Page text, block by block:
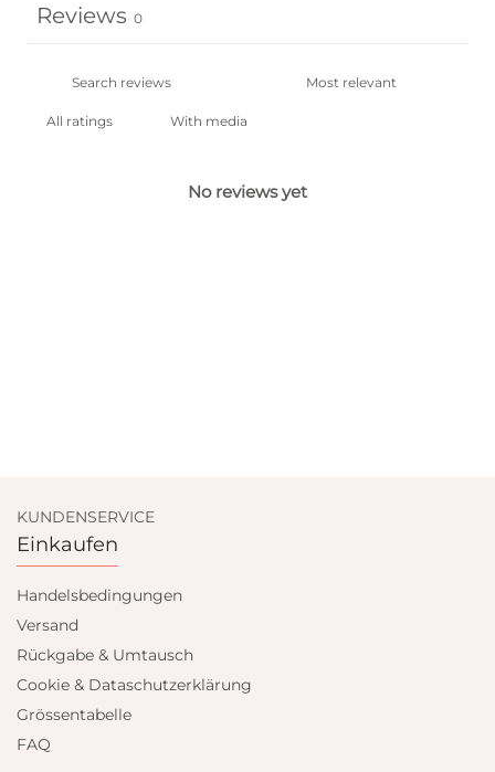
Reviews 0
With media
No reviews yet
KUNDENSERVICE
Einkaufen
Handelsbedingungen
Versand
Rückgabe & Umtausch
Cookie & Dataschutzerklärung
Grössentabelle
FAQ